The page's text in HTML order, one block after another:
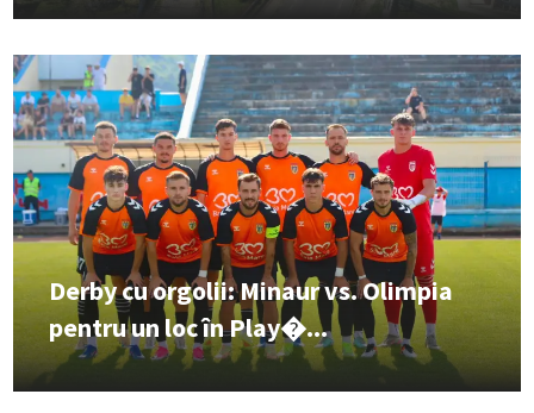
Derby cu orgolii: Minaur vs. Olimpia
pentru un loc în Play�...